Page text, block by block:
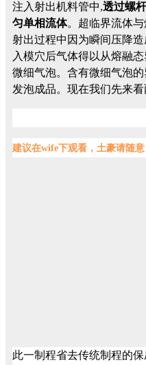
注入射出机料管中,透过螺
匀单相流体。超临界流体
射出过程中因为瞬间压降
入模穴后气体得以从熔融
微细气泡。含有微细气泡
发泡成品。现在我们先来看
建议在wife下观看，土豪请随意
此一制程省去传统制程的